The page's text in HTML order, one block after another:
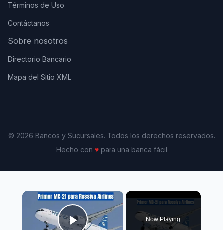
Términos de Uso
Contáctanos
Sobre nosotros
Directorio Bancario
Mapa del Sitio XML
© 2026 Bancos y Sucursales. Todos los derechos reservados.
Hecho con ♥para una banca fácil
×
Now Playing